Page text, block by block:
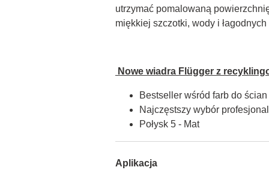
utrzymać pomalowaną
miękkiej szczotki, wody i
Nowe wiadra Flügger z
Bestseller wśród farb do ścian
Najczęstszy wybór
Połysk 5 - Mat
Aplikacja